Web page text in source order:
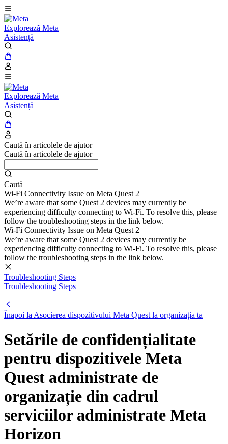
Explorează Meta
Asistență
Explorează Meta
Asistență
Caută în articolele de ajutor
Caută în articolele de ajutor
Caută
Wi-Fi Connectivity Issue on Meta Quest 2
We’re aware that some Quest 2 devices may currently be
experiencing difficulty connecting to Wi-Fi. To resolve this, please
follow the troubleshooting steps in the link below.
Wi-Fi Connectivity Issue on Meta Quest 2
We’re aware that some Quest 2 devices may currently be
experiencing difficulty connecting to Wi-Fi. To resolve this, please
follow the troubleshooting steps in the link below.
Troubleshooting Steps
Troubleshooting Steps
Înapoi la Asocierea dispozitivului Meta Quest la organizația ta
Setările de confidențialitate
pentru dispozitivele Meta
Quest administrate de
organizație din cadrul
serviciilor administrate Meta
Horizon